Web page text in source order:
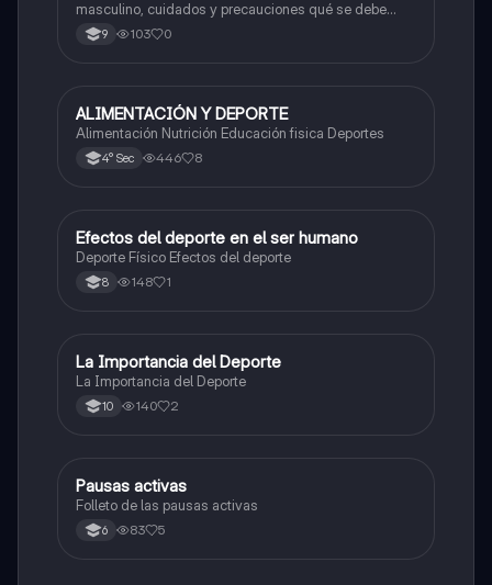
masculino, cuidados y precauciones qué se debe
tomar.
9 103 0
Educación Física
ALIMENTACIÓN Y DEPORTE
Alimentación Nutrición Educación fisica Deportes
4° Sec 446 8
Educación Física
Efectos del deporte en el ser humano
Deporte Físico Efectos del deporte
8 148 1
Educación Física
La Importancia del Deporte
La Importancia del Deporte
10 140 2
Educación Física
Pausas activas
Folleto de las pausas activas
6 83 5